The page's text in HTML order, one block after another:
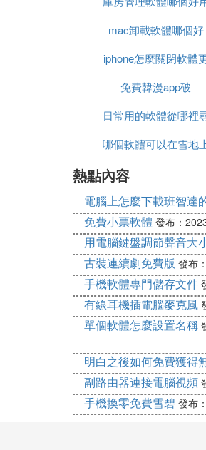
mac卸載軟體哪個好
iphone怎麼關閉軟體
新
免費韓漫app破
日常用的軟體從哪裡
找
哪個軟體可以在雪地
熱點內容
電腦上怎麼下載班智達
免費小票軟體 發布：
用電腦鍵盤調節聲音大
古裝連續劇免費版 發布
手機軟體專門儲存文件
有線耳機插電腦麥克風
單個軟體怎麼設置名稱
明白之後如何免費獲得
副路由器連接電腦視頻
手機換零免費雪碧 發布